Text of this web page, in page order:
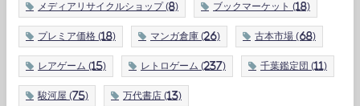
メディアリサイクルショップ(8) ブックマーケット (18)
プレミア価格 (18) マンガ倉庫 (26) 古本市場 (68)
レアゲーム (15) レトロゲーム (237) 千葉鑑定団 (11)
駿河屋 (75) 万代書店 (13)